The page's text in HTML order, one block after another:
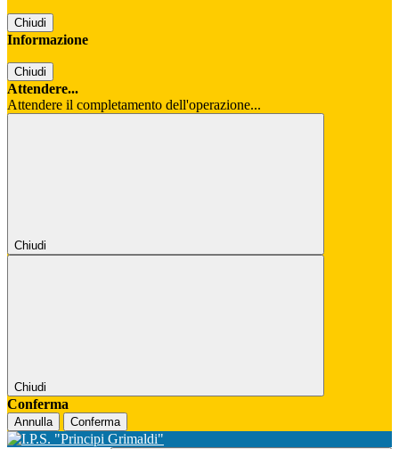
Chiudi
Informazione
Chiudi
Attendere...
Attendere il completamento dell'operazione...
Chiudi
Chiudi
Conferma
Annulla Conferma